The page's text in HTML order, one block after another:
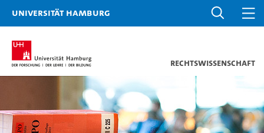
Universität Hamburg
Rechtswissenschaft